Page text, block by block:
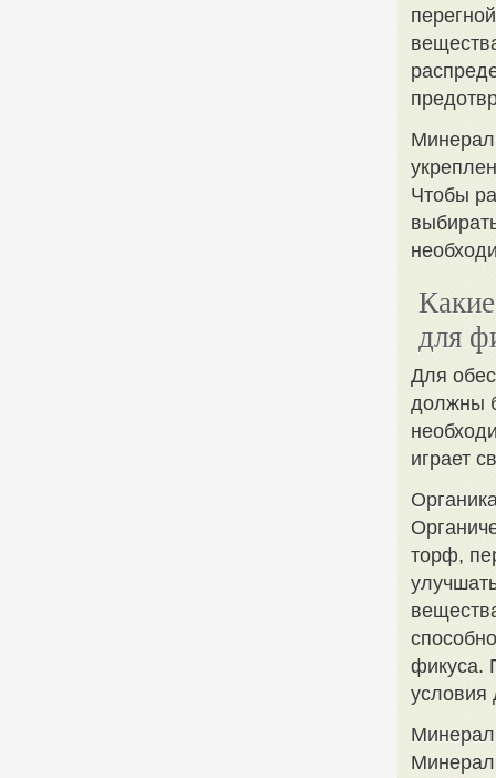
Чтобы
для
Для
должны
играет
торф,
фикуса.
условия